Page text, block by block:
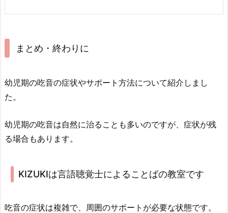
まとめ・終わりに
幼児期の吃音の症状やサポート方法について紹介しまし
た。
幼児期の吃音は自然に治ることも多いのですが、症状が残
る場合もあります。
KIZUKIは言語聴覚士によることばの教室です
吃音の症状は複雑で、周囲のサポートが必要な状態です。